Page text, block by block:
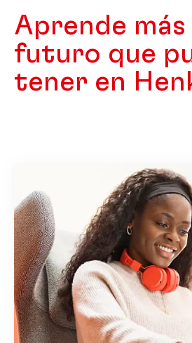
Aprende más
futuro que
tener en